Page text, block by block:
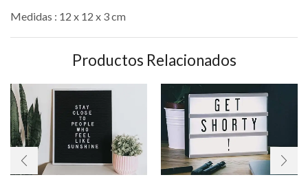
Medidas : 12 x 12 x 3 cm
Productos Relacionados